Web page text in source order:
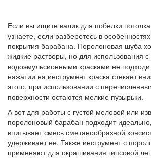
Если вы ищите валик для побелки
узнаете, если разберетесь в
покрытия барабана. Поролоновая шуба
жидкие растворы, но для использования
водоэмульсионными красками не
нажатии на инструмент краска стекает
этого, при использовании с
поверхности остаются мелкие пузырьки.
А вот для работы с густой меловой или
поролоновый барабан подходит
впитывает смесь сметанообразной
удерживает ее. Также инструмент с
применяют для окрашивания гипсовой